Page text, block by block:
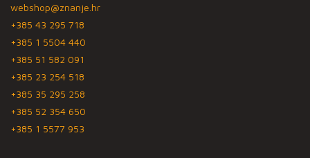
webshop@znanje.hr
+385 43 295 718
+385 1 5504 440
+385 51 582 091
+385 23 254 518
+385 35 295 258
+385 52 354 650
+385 1 5577 953